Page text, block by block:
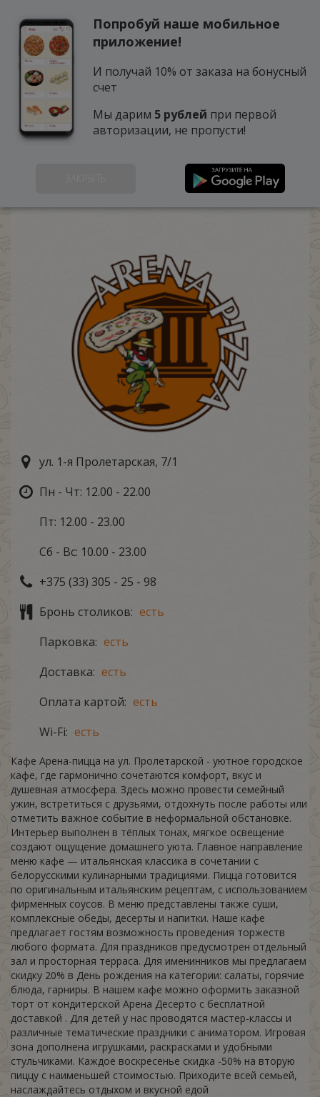
ул. 1-я Пролетарская, 7/1
Пн - Чт: 12.00 - 22.00
Пт: 12.00 - 23.00
Сб - Вс: 10.00 - 23.00
+375 (33) 305 - 25 - 98
Бронь столиков: есть
Парковка: есть
Доставка: есть
Оплата картой: есть
Wi-Fi: есть
Кафе Арена-пицца на ул. Пролетарской - уютное городское
кафе, где гармонично сочетаются комфорт, вкус и
душевная атмосфера. Здесь можно провести семейный
ужин, встретиться с друзьями, отдохнуть после работы или
отметить важное событие в неформальной обстановке.
Интерьер выполнен в тёплых тонах, мягкое освещение
создают ощущение домашнего уюта. Главное направление
меню кафе — итальянская классика в сочетании с
белорусскими кулинарными традициями. Пицца готовится
по оригинальным итальянским рецептам, с использованием
фирменных соусов. В меню представлены также суши,
комплексные обеды, десерты и напитки. Наше кафе
предлагает гостям возможность проведения торжеств
любого формата. Для праздников предусмотрен отдельный
зал и просторная терраса. Для именинников мы предлагаем
скидку 20% в День рождения на категории: салаты, горячие
блюда, гарниры. В нашем кафе можно оформить заказной
торт от кондитерской Арена Десерто с бесплатной
доставкой . Для детей у нас проводятся мастер-классы и
различные тематические праздники с аниматором. Игровая
зона дополнена игрушками, раскрасками и удобными
стульчиками. Каждое воскресенье скидка -50% на вторую
пиццу с наименьшей стоимостью. Приходите всей семьей,
наслаждайтесь отдыхом и вкусной едой
Попробуй наше мобильное
приложение!
И получай 10% от заказа на бонусный
счет
Мы дарим 5 рублей при первой
авторизации, не пропусти!